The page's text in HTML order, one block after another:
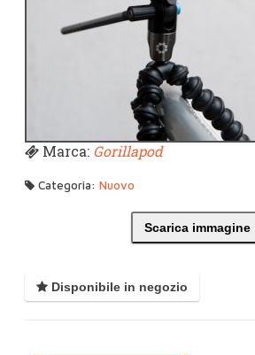
Marca: Gorillapod
Categoria:Nuovo
Scarica immagine
Disponibile in negozio